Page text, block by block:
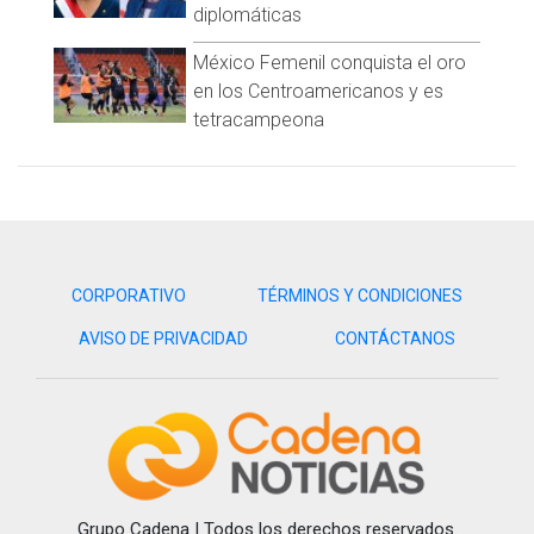
diplomáticas
México Femenil conquista el oro
en los Centroamericanos y es
tetracampeona
CORPORATIVO TÉRMINOS Y CONDICIONES
AVISO DE PRIVACIDAD CONTÁCTANOS
Grupo Cadena | Todos los derechos reservados.